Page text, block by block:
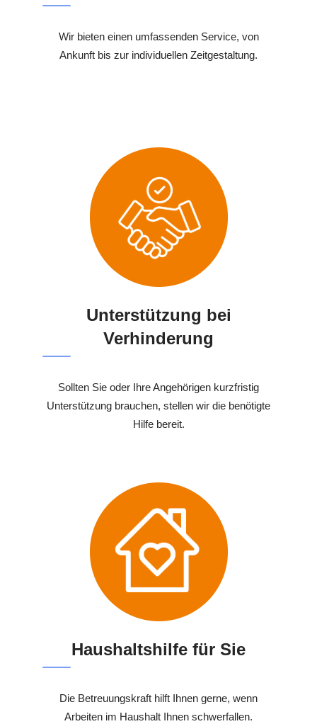
Wir bieten einen umfassenden Service, von
Ankunft bis zur individuellen Zeitgestaltung.
Unterstützung bei
Verhinderung
Sollten Sie oder Ihre Angehörigen kurzfristig
Unterstützung brauchen, stellen wir die benötigte
Hilfe bereit.
Haushaltshilfe für Sie
Die Betreuungskraft hilft Ihnen gerne, wenn
Arbeiten im Haushalt Ihnen schwerfallen.